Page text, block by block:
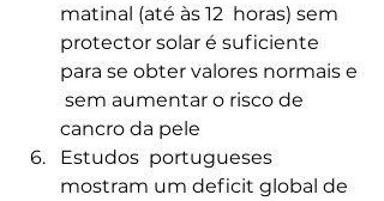
matinal (até às 12  horas) sem
protector solar é suficiente
para se obter valores normais e
sem aumentar o risco de
cancro da pele
Estudos  portugueses
mostram um deficit global de